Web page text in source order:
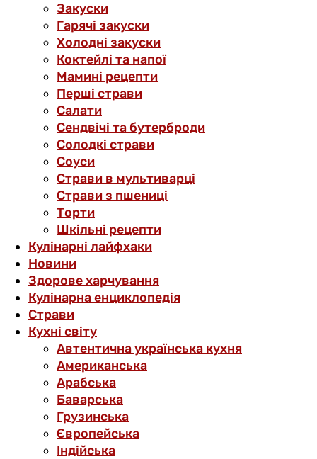
Закуски
Гарячі закуски
Холодні закуски
Коктейлі та напої
Мамині рецепти
Перші страви
Салати
Сендвічі та бутерброди
Солодкі страви
Соуси
Страви в мультиварці
Страви з пшениці
Торти
Шкільні рецепти
Кулінарні лайфхаки
Новини
Здорове харчування
Кулінарна енциклопедія
Страви
Кухні світу
Автентична українська кухня
Американська
Арабська
Баварська
Грузинська
Європейська
Індійська